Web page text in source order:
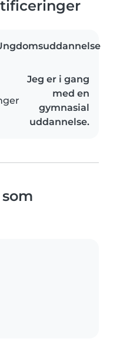
Jeg er i gang
med en
gymnasial
uddannelse.